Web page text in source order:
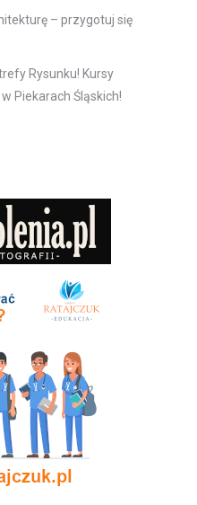
– przygotuj się
Rysunku! Kursy
Piekarach Śląskich!